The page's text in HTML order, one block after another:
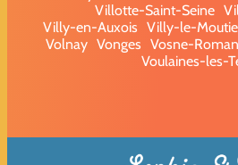
Villotte-Saint-Seine
Villy-en-Auxois Villy-le-
Volnay Vonges Vosne-
Voulaines-les-